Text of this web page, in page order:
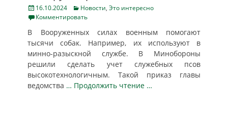
Posted
on
16.10.2024 Categories
Новости, Это интересно
Комментировать
В Вооруженных силах военным помогают
тысячи собак. Например, их используют в
минно-разыскной службе. В Минобороны
решили сделать учет служебных псов
высокотехнологичным. Такой приказ главы
ведомства … Продолжить чтение …